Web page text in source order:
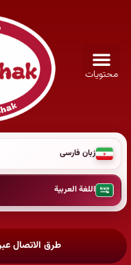
محتويات
زبان فارسی
اللغة العربية
طرق الاتصال